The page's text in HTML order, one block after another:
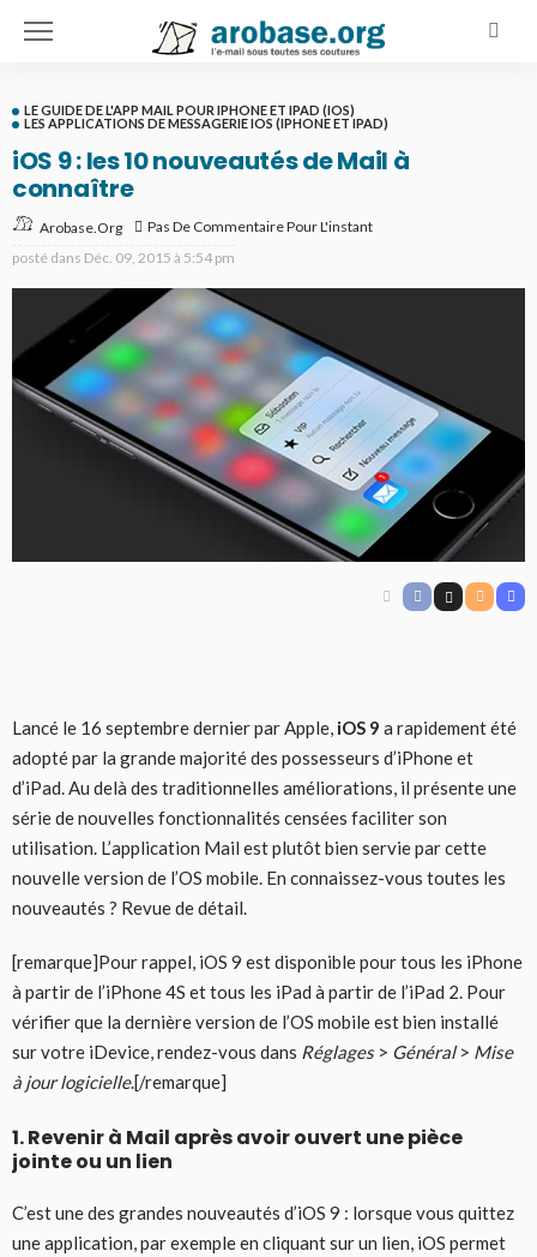
LE GUIDE DE L'APP MAIL POUR IPHONE ET IPAD (IOS)
LES APPLICATIONS DE MESSAGERIE IOS (IPHONE ET IPAD)
iOS 9 : les 10 nouveautés de Mail à
connaître
Arobase.org
Pas De Commentaire Pour L'instant
posté dans Déc. 09, 2015 à 5:54 pm
Lancé le 16 septembre dernier par Apple, iOS 9 a rapidement été
adopté par la grande majorité des possesseurs d’iPhone et
d’iPad. Au delà des traditionnelles améliorations, il présente une
série de nouvelles fonctionnalités censées faciliter son
utilisation. L’application Mail est plutôt bien servie par cette
nouvelle version de l’OS mobile. En connaissez-vous toutes les
nouveautés ? Revue de détail.
[remarque]Pour rappel, iOS 9 est disponible pour tous les iPhone
à partir de l’iPhone 4S et tous les iPad à partir de l’iPad 2. Pour
vérifier que la dernière version de l’OS mobile est bien installé
sur votre iDevice, rendez-vous dans Réglages> Général> Mise
à jour logicielle.[/remarque]
1. Revenir à Mail après avoir ouvert une pièce
jointe ou un lien
C’est une des grandes nouveautés d’iOS 9 : lorsque vous quittez
une application, par exemple en cliquant sur un lien, iOS permet